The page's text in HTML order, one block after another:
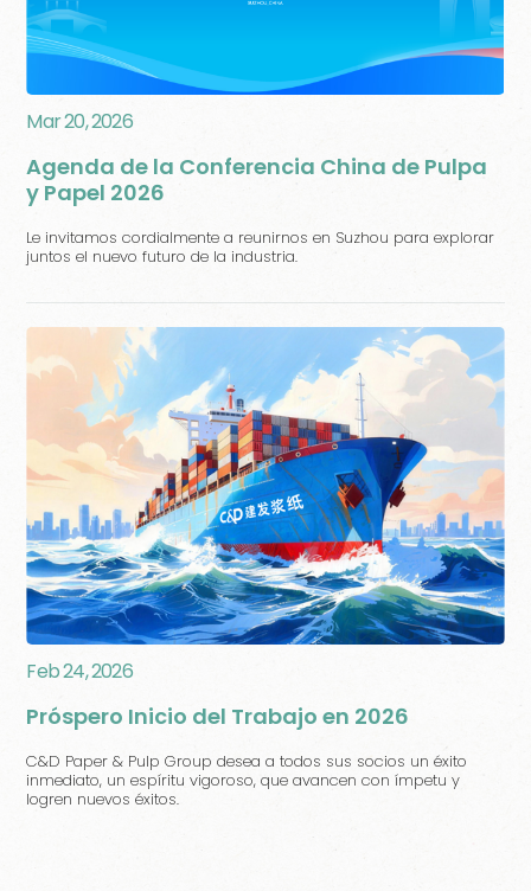
Mar 20, 2026
Agenda de la Conferencia China de Pulpa
y Papel 2026
Le invitamos cordialmente a reunirnos en Suzhou para explorar
juntos el nuevo futuro de la industria.
Feb 24, 2026
Próspero Inicio del Trabajo en 2026
C&D Paper & Pulp Group desea a todos sus socios un éxito
inmediato, un espíritu vigoroso, que avancen con ímpetu y
logren nuevos éxitos.